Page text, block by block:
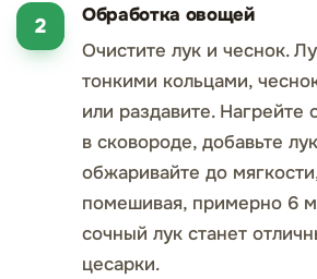
Обработка овощей
Очистите лук и чеснок.
тонкими кольцами,
или раздавите. Нагрейте
в сковороде, добавьте
обжаривайте до
помешивая, примерно 6
сочный лук станет
цесарки.